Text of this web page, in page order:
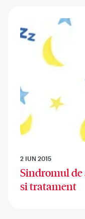
2 IUN 2015
Sindromul de
si tratament